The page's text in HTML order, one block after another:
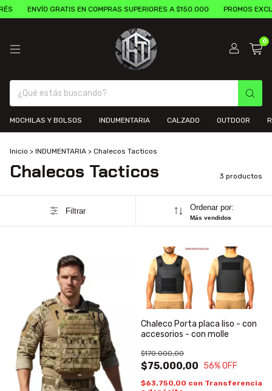
ENVÍO GRATIS EN COMPRAS SUPERIORES A $150.000 PROMOS
0
MOCHILAS Y BOLSOS INDUMENTARIA CALZADO OUTDOOR
Inicio > INDUMENTARIA > Chalecos Tacticos
Chalecos Tacticos 3 productos
Filtrar Ordenar por:
Más vendidos
Chaleco Porta placa liso - con
accesorios - con molle
$75.000,00
$170.000,00
56% OFF
$63.750,00 con Transferencia